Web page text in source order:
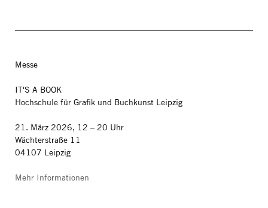
Messe
IT'S A BOOK
Hochschule für Grafik und Buchkunst Leipzig
21. März 2026, 12 – 20 Uhr
Wächterstraße 11
04107 Leipzig
Mehr Informationen